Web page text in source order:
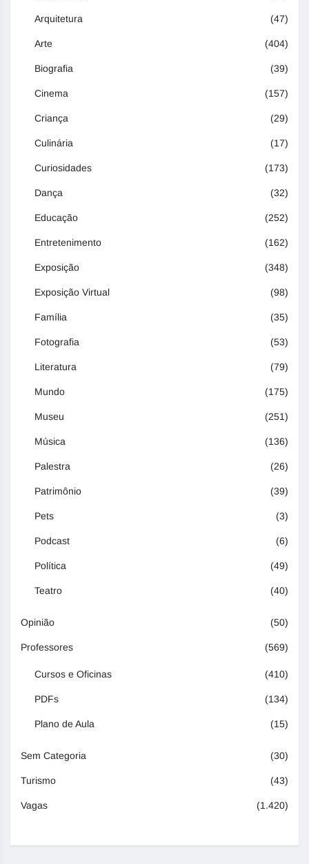
Arquitetura (47)
Arte (404)
Biografia (39)
Cinema (157)
Criança (29)
Culinária (17)
Curiosidades (173)
Dança (32)
Educação (252)
Entretenimento (162)
Exposição (348)
Exposição Virtual (98)
Família (35)
Fotografia (53)
Literatura (79)
Mundo (175)
Museu (251)
Música (136)
Palestra (26)
Patrimônio (39)
Pets (3)
Podcast (6)
Política (49)
Teatro (40)
Opinião (50)
Professores (569)
Cursos e Oficinas (410)
PDFs (134)
Plano de Aula (15)
Sem Categoria (30)
Turismo (43)
Vagas (1.420)